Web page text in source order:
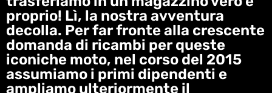
proprio! Lì, la nostra avventura
decolla. Per far fronte alla crescente
domanda di ricambi per queste
iconiche moto, nel corso del 2015
assumiamo i primi dipendenti e
ampliamo ulteriormente il